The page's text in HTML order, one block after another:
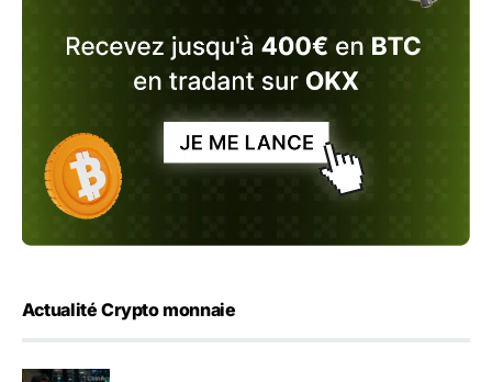
Actualité Crypto monnaie